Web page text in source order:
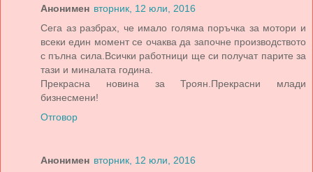
Анонимен вторник, 12 юли, 2016
Сега аз разбрах, че имало голяма поръчка за мотори и
всеки един момент се очаква да започне производството
с пълна сила.Всички работници ще си получат парите за
тази и миналата година.
Прекрасна новина за Троян.Прекрасни млади
бизнесмени!
Отговор
Анонимен вторник, 12 юли, 2016